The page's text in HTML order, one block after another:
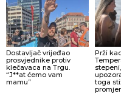
Dostavljač vrijeđao
prosvjednike protiv
klečavaca na Trgu.
“J**at ćemo vam
mamu”
Prži
toga